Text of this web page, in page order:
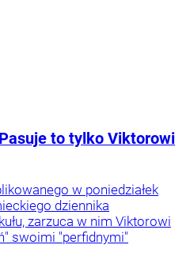
to tylko Viktorowi
w poniedziałek
dziennika
zarzuca w nim Viktorowi
swoimi "perfidnymi"